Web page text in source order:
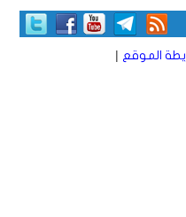
الموقع |